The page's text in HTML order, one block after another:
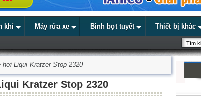
khí Máy rửa xe Bình bọt tuyết Thiết bị khác
Liqui Kratzer Stop 2320
Kratzer Stop 2320